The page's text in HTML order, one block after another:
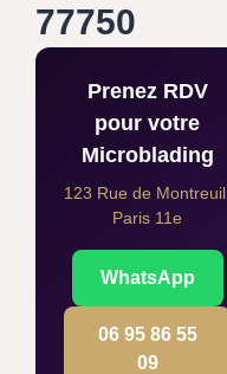
77750
Prenez RDV
pour votre
Microblading
123 Rue de Montreuil,
Paris 11e
WhatsApp
06 95 86 55
09